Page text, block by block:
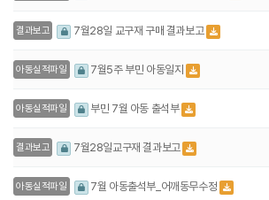
결과보고 7월28일 교구재 구매 결과보고
아동실적파일 7월5주 부민 아동일지
아동실적파일 부민 7월 아동 출석부
결과보고 7월28일교구재 결과보고
아동실적파일 7월 아동출석부_어깨동무수정